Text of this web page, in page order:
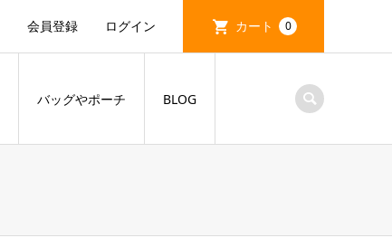
会員登録 ログイン カート 0
バッグやポーチ BLOG